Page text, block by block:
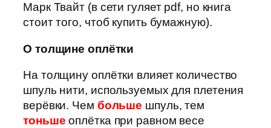
Марк Твайт (в сети гуляет pdf, но книга
стоит того, чтоб купить бумажную).
О толщине оплётки
На толщину оплётки влияет количество
шпуль нити, используемых для плетения
верёвки. Чем больше шпуль, тем
тоньше оплётка при равном весе